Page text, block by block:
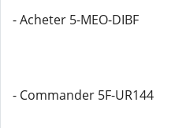
- Acheter 5-MEO-DIBF
- Commander 5F-UR144